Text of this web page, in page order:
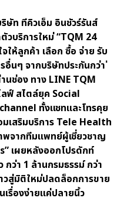
ษัท ทีคิวเอ็ม อินชัวร์รันส์
วบริการใหม่ “TQM 24
ให้ลูกค้า เลือก ซื้อ จ่าย รับ
อื่นๆ จากบริษัทประกันกว่า
นช่อง ทาง LINE TQM
ฟ์ สไตล์ยุค Social
ทั้งแชทและโทรคุย
เสริมบริการ Tele Health
พจากทีมแพทย์ผู้เชี่ยวชาญ
เผยหลังออกโปรดักท์
ว่า 1 ล้านกรมธรรม์ กว่า
วสู่มิติใหม่ปลดล็อกการขาย
เรื่องง่ายแค่ปลายนิ้ว